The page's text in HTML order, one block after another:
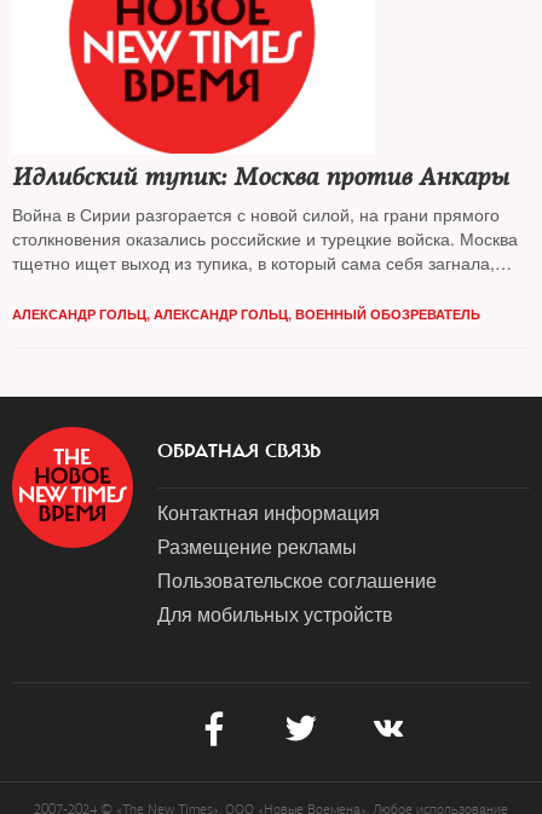
Идлибский тупик: Москва против Анкары
Война в Сирии разгорается с новой силой, на грани прямого
столкновения оказались российские и турецкие войска. Москва
тщетно ищет выход из тупика, в который сама себя загнала,
АЛЕКСАНДР ГОЛЬЦ, АЛЕКСАНДР ГОЛЬЦ, ВОЕННЫЙ ОБОЗРЕВАТЕЛЬ
ОБРАТНАЯ СВЯЗЬ
Контактная информация
Размещение рекламы
Пользовательское соглашение
Для мобильных устройств
2007-2024 © «The New Times». ООО «Новые Времена». Любое использование